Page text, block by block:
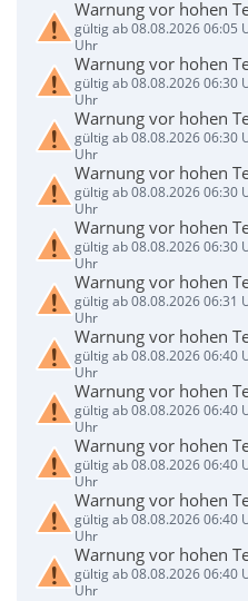
Warnung vor hohen
gültig ab 08.08.2026 06:05
Uhr
Warnung vor hohen
gültig ab 08.08.2026 06:30
Uhr
Warnung vor hohen
gültig ab 08.08.2026 06:30
Uhr
Warnung vor hohen
gültig ab 08.08.2026 06:30
Uhr
Warnung vor hohen
gültig ab 08.08.2026 06:30
Uhr
Warnung vor hohen
gültig ab 08.08.2026 06:31
Uhr
Warnung vor hohen
gültig ab 08.08.2026 06:40
Uhr
Warnung vor hohen
gültig ab 08.08.2026 06:40
Uhr
Warnung vor hohen
gültig ab 08.08.2026 06:40
Uhr
Warnung vor hohen
gültig ab 08.08.2026 06:40
Uhr
Warnung vor hohen
gültig ab 08.08.2026 06:40
Uhr